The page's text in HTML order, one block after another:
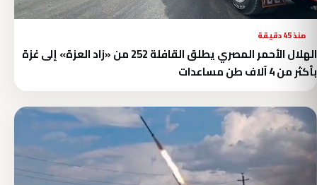
منذ 45 دقيقة
الهلال الأحمر المصري يطلق القافلة 252 من «زاد العزة» إلى غزة
بأكثر من 4 آلاف طن مساعدات